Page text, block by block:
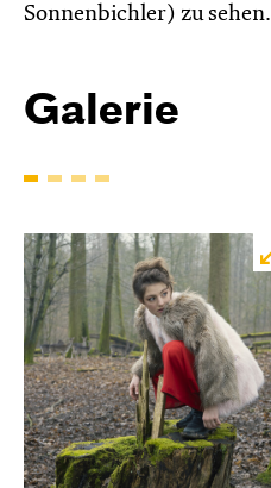
Sonnen­bichler) zu sehen.
Galerie